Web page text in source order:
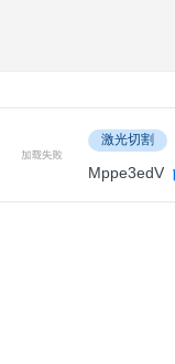
激光切割
Mppe3edV